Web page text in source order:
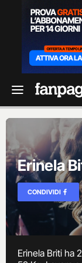
Erinela
CONDIVIDI
Erinela Briti ha